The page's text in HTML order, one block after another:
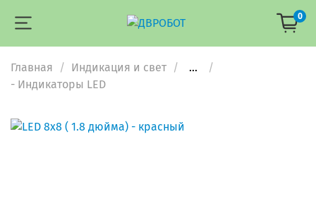
0
Главная Индикация и свет
...
- Индикаторы LED